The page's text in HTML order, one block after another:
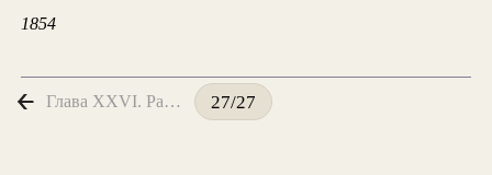
1854
Глава XXVI. Рассуждения 27/27